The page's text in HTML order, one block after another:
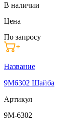
В наличии
Цена
По запросу
Название
9M6302 Шайба
Артикул
9M-6302